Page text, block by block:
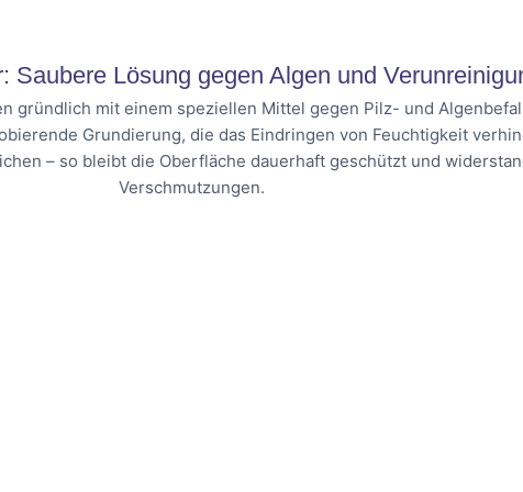
Saubere Lösung gegen Algen und
gründlich mit einem speziellen Mittel gegen Pilz- und
Grundierung, die das Eindringen von Feuchtigkeit
– so bleibt die Oberfläche dauerhaft geschützt und
Verschmutzungen.